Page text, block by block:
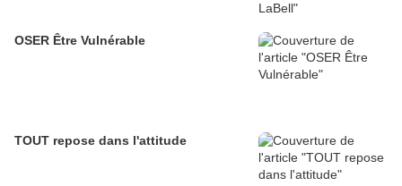
OSER Être Vulnérable
TOUT repose dans l'attitude